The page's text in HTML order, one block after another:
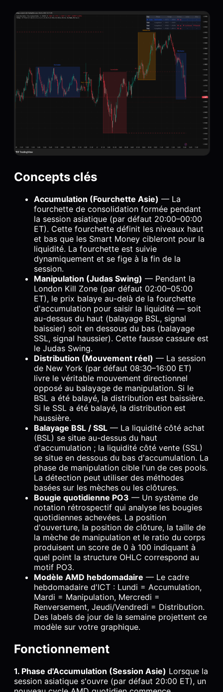
Concepts clés
Accumulation (Fourchette Asie) — La
fourchette de consolidation formée pendant
la session asiatique (par défaut 20:00–00:00
ET). Cette fourchette définit les niveaux haut
et bas que les Smart Money cibleront pour la
liquidité. La fourchette est suivie
dynamiquement et se fige à la fin de la
session.
Manipulation (Judas Swing) — Pendant la
London Kill Zone (par défaut 02:00–05:00
ET), le prix balaye au-delà de la fourchette
d'accumulation pour saisir la liquidité — soit
au-dessus du haut (balayage BSL, signal
baissier) soit en dessous du bas (balayage
SSL, signal haussier). Cette fausse cassure est
le Judas Swing.
Distribution (Mouvement réel) — La session
de New York (par défaut 08:30–16:00 ET)
livre le véritable mouvement directionnel
opposé au balayage de manipulation. Si le
BSL a été balayé, la distribution est baissière.
Si le SSL a été balayé, la distribution est
haussière.
Balayage BSL / SSL — La liquidité côté achat
(BSL) se situe au-dessus du haut
d'accumulation ; la liquidité côté vente (SSL)
se situe en dessous du bas d'accumulation. La
phase de manipulation cible l'un de ces pools.
La détection peut utiliser des méthodes
basées sur les mèches ou les clôtures.
Bougie quotidienne PO3 — Un système de
notation rétrospectif qui analyse les bougies
quotidiennes achevées. La position
d'ouverture, la position de clôture, la taille de
la mèche de manipulation et le ratio du corps
produisent un score de 0 à 100 indiquant à
quel point la structure OHLC correspond au
motif PO3.
Modèle AMD hebdomadaire — Le cadre
hebdomadaire d'ICT : Lundi = Accumulation,
Mardi = Manipulation, Mercredi =
Renversement, Jeudi/Vendredi = Distribution.
Des labels de jour de la semaine projettent ce
modèle sur votre graphique.
Fonctionnement
1. Phase d'Accumulation (Session Asie) Lorsque la
session asiatique s'ouvre (par défaut 20:00 ET), un